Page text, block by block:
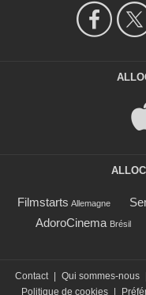
Filmstarts Allemagne
AdoroCinema Brésil
Contact | Qui sommes-nous
Politique de cookies |